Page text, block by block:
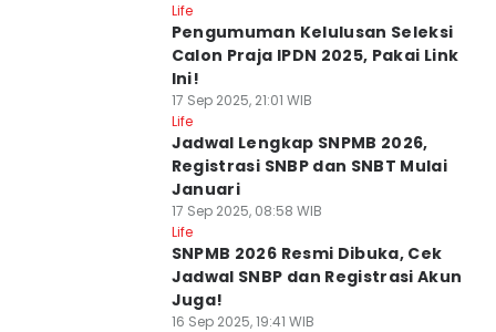
Life
Pengumuman Kelulusan Seleksi
Calon Praja IPDN 2025, Pakai Link
Ini!
17 Sep 2025, 21:01 WIB
Life
Jadwal Lengkap SNPMB 2026,
Registrasi SNBP dan SNBT Mulai
Januari
17 Sep 2025, 08:58 WIB
Life
SNPMB 2026 Resmi Dibuka, Cek
Jadwal SNBP dan Registrasi Akun
Juga!
16 Sep 2025, 19:41 WIB